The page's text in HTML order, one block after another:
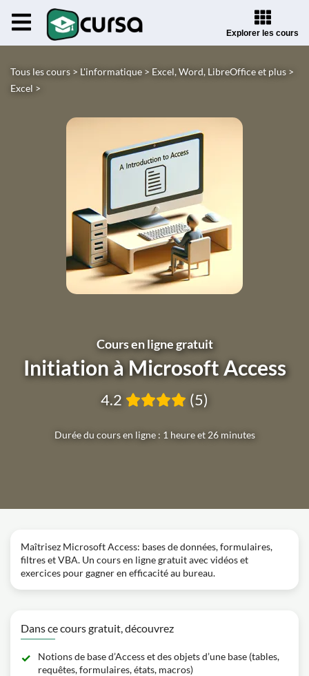
Explorer les cours
Tous les cours > L'informatique > Excel, Word, LibreOffice et plus >
Excel >
Cours en ligne gratuit
Initiation à Microsoft Access
Durée du cours en ligne : 1 heure et 26 minutes
4.2 (5)
Maîtrisez Microsoft Access: bases de données, formulaires,
filtres et VBA. Un cours en ligne gratuit avec vidéos et
exercices pour gagner en efficacité au bureau.
Dans ce cours gratuit, découvrez
Notions de base d’Access et des objets d’une base (tables,
requêtes, formulaires, états, macros)